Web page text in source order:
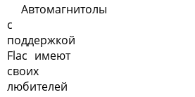
Автомагнитолы
с
поддержкой
Flac имеют
своих
любителей